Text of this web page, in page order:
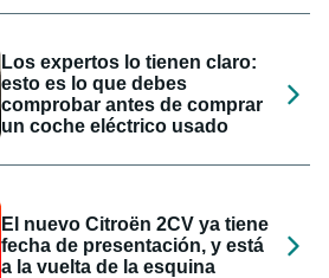
Los expertos lo tienen claro:
esto es lo que debes
comprobar antes de comprar
un coche eléctrico usado
El nuevo Citroën 2CV ya tiene
fecha de presentación, y está
a la vuelta de la esquina